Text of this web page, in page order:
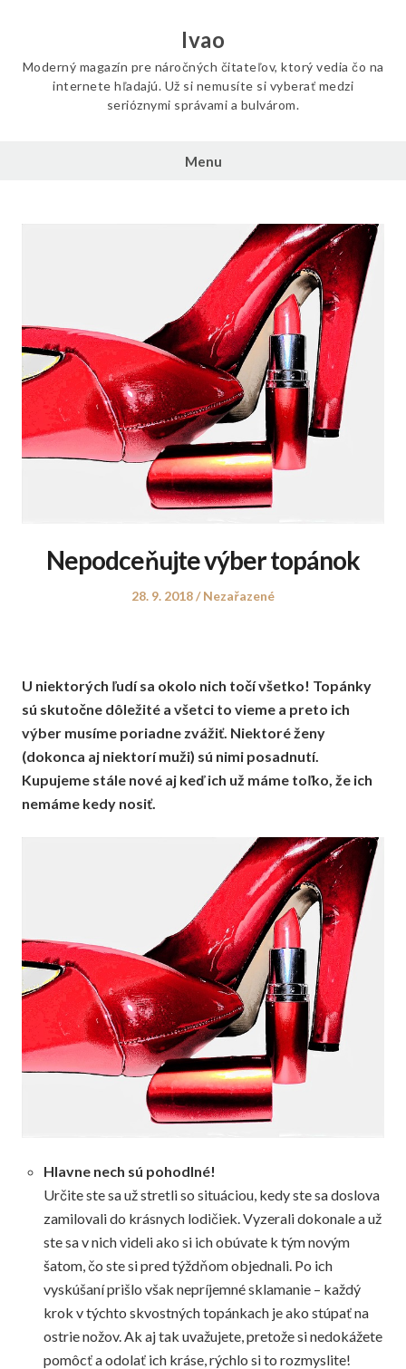
Ivao
Moderný magazín pre náročných čitateľov, ktorý vedia čo na
internete hľadajú. Už si nemusíte si vyberať medzi
serióznymi správami a bulvárom.
Menu
Nepodceňujte výber topánok
Posted
28. 9. 2018
Posted
Nezařazené
U niektorých ľudí sa okolo nich točí všetko! Topánky
sú skutočne dôležité a všetci to vieme a preto ich
výber musíme poriadne zvážiť. Niektoré ženy
(dokonca aj niektorí muži) sú nimi posadnutí.
Kupujeme stále nové aj keď ich už máme toľko, že ich
nemáme kedy nosiť.
Hlavne nech sú pohodlné!
Určite ste sa už stretli so situáciou, kedy ste sa doslova
zamilovali do krásnych lodičiek. Vyzerali dokonale a už
ste sa v nich videli ako si ich obúvate k tým novým
šatom, čo ste si pred týždňom objednali. Po ich
vyskúšaní prišlo však nepríjemné sklamanie – každý
krok v týchto skvostných topánkach je ako stúpať na
ostrie nožov. Ak aj tak uvažujete, pretože si nedokážete
pomôcť a odolať ich kráse, rýchlo si to rozmyslite!